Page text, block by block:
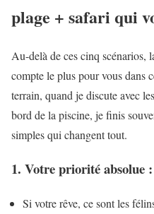
plage + safari qui
Au-delà de ces cinq scénarios,
compte le plus pour vous dans
terrain, quand je discute avec
bord de la piscine, je finis
simples qui changent tout.
1. Votre priorité absolue
Si votre rêve, ce sont les